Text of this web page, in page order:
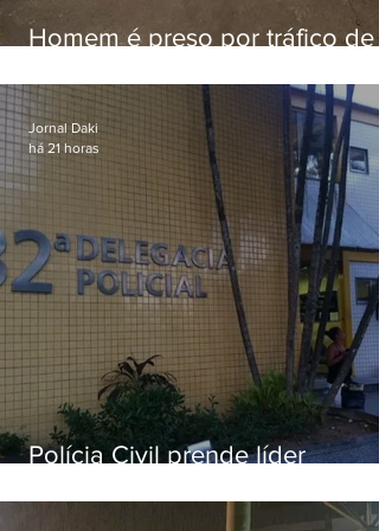
Homem é preso por tráfico de
Polícia Civil prende líder
sexualmente de fiéis por mais
Jornal Daki
há 21 horas